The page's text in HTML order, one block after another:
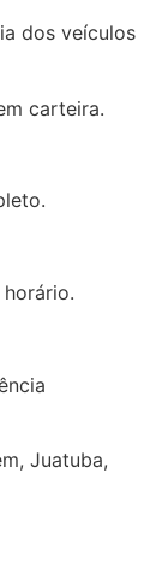
dos veículos
carteira.
Juatuba,